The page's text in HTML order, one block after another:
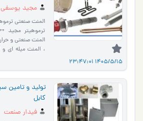
1405/5/15 23:47:01
مجید یوسفی
المنت صنعتی
المنت صنعتی و
تولید و تامین
کابل
فیدار صنعت